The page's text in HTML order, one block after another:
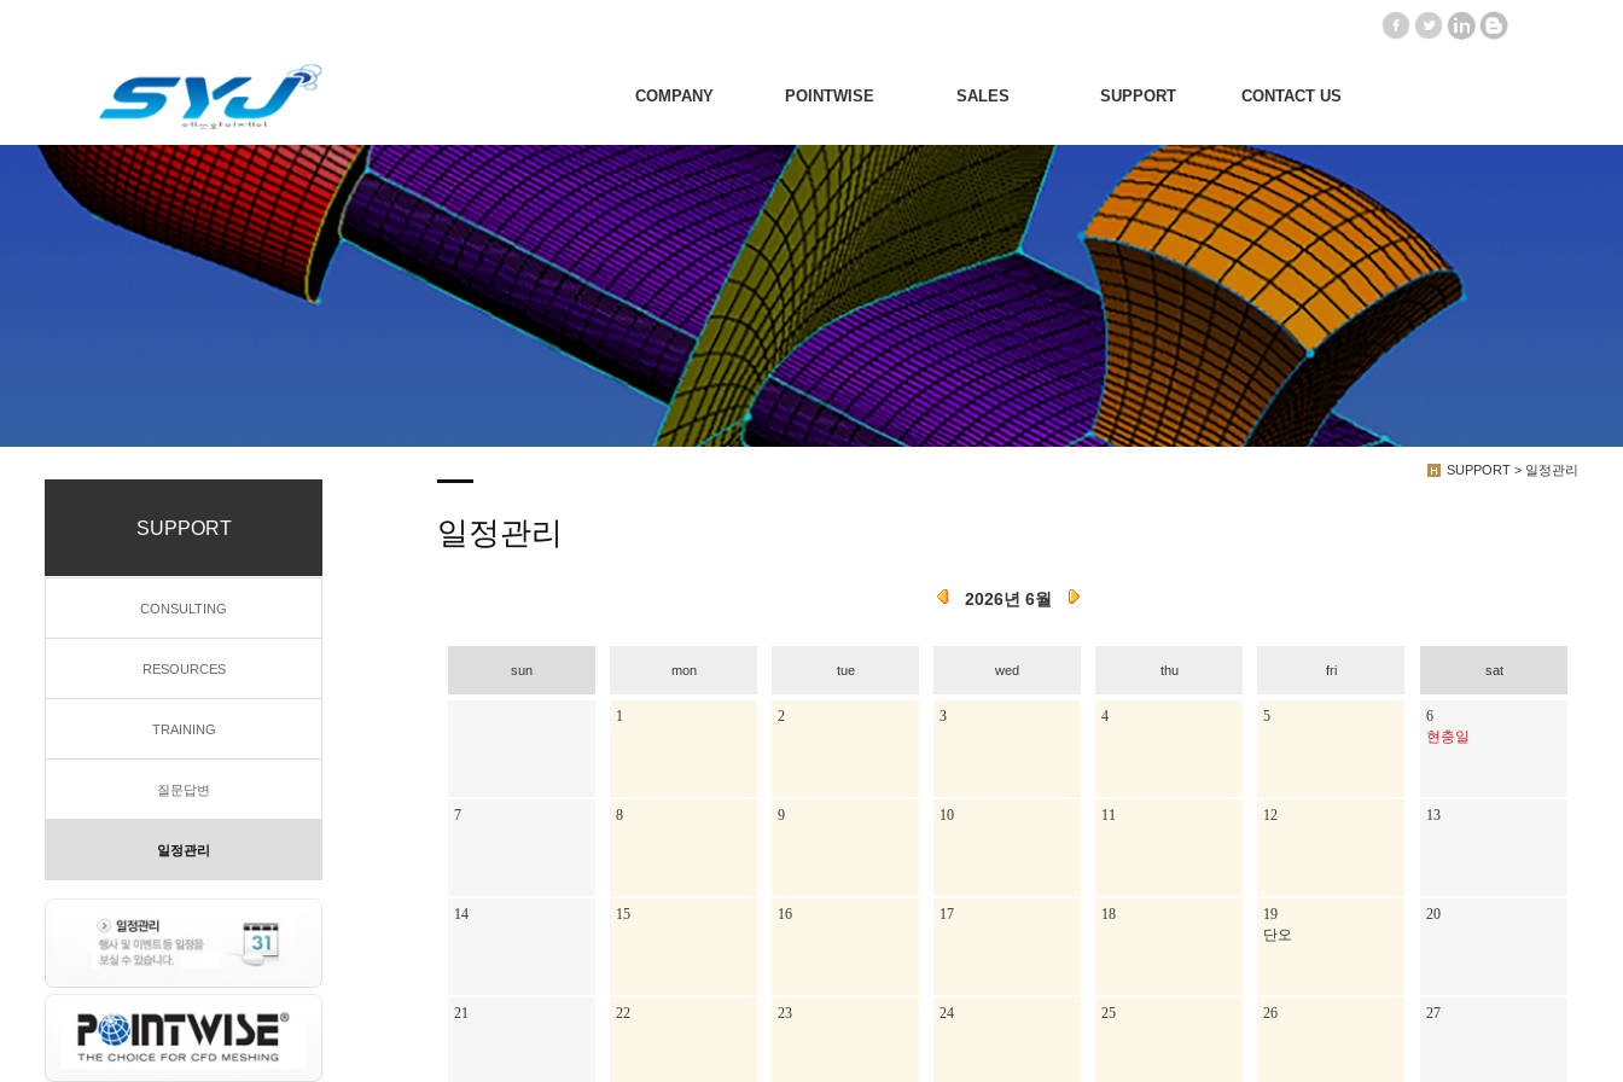
COMPANY POINTWISE SALES SUPPORT CONTACT US
SUPPORT > 일정관리
SUPPORT
CONSULTING
RESOURCES
TRAINING
질문답변
일정관리
일정관리
2026년 6월
sun mon tue wed thu fri sat
1 2 3 4 5
6
현충일
7 8 9 10 11 12 13
14 15 16 17 18
19
단오
20
21 22 23 24 25 26 27